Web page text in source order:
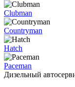
Clubman
Countryman
Hatch
Paceman
Дизельный